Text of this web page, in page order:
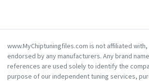
www.MyChiptuningfiles.com is not affiliated
endorsed by any manufacturers. Any brand
references are used solely to identify the
purpose of our independent tuning services,